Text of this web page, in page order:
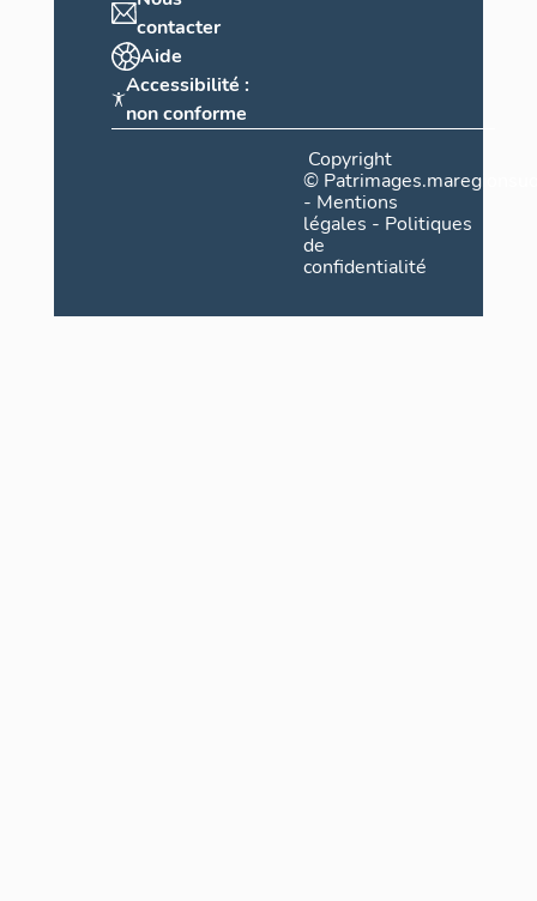
contacter
Aide
Accessibilité :
non conforme
Copyright
©
- Mentions
légales - Politiques
de
confidentialité